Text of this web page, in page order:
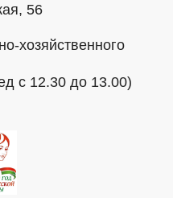
56
хозяйственного
с 12.30 до 13.00)